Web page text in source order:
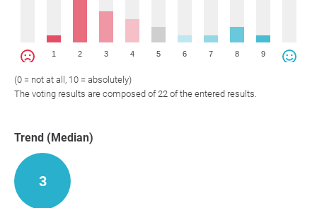
1 2 3 4 5 6 7 8 9
(0 = not at all, 10 = absolutely)
The voting results are composed of 22 of the entered results.
Trend (Median)
3